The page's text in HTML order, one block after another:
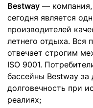
Bestway — компания,
сегодня является
производителей
летнего отдыха. Вся
отвечает строгим
ISO 9001.
бассейны Bestway
долговечность при
реалиях;